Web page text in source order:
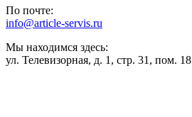
По почте:
info@article-servis.ru
Мы находимся здесь:
ул. Телевизорная, д. 1, стр. 31, пом. 18